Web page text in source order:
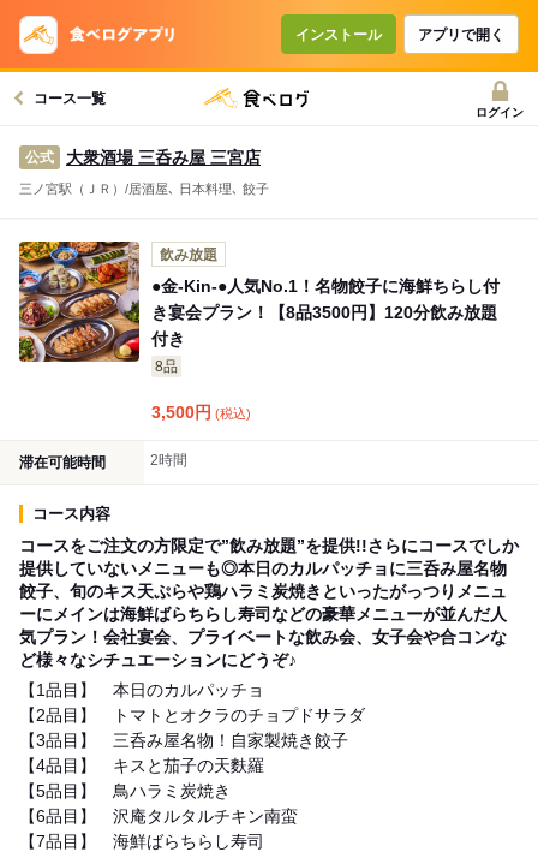
インストール アプリで開く
コース一覧
ログイン
公式 大衆酒場 三呑み屋 三宮店
三ノ宮駅（ＪＲ）/居酒屋､ 日本料理､ 餃子
飲み放題
●金-Kin-●人気No.1！名物餃子に海鮮ちらし付
き宴会プラン！【8品3500円】120分飲み放題
付き
8品
3,500円 (税込)
滞在可能時間 2時間
コース内容
コースをご注文の方限定で”飲み放題”を提供!!さらにコースでしか
提供していないメニューも◎本日のカルパッチョに三呑み屋名物
餃子、旬のキス天ぷらや鶏ハラミ炭焼きといったがっつりメニュ
ーにメインは海鮮ばらちらし寿司などの豪華メニューが並んだ人
気プラン！会社宴会、プライベートな飲み会、女子会や合コンな
ど様々なシチュエーションにどうぞ♪
【1品目】 本日のカルパッチョ
【2品目】 トマトとオクラのチョプドサラダ
【3品目】 三呑み屋名物！自家製焼き餃子
【4品目】 キスと茄子の天麩羅
【5品目】 鳥ハラミ炭焼き
【6品目】 沢庵タルタルチキン南蛮
【7品目】 海鮮ばらちらし寿司
コースで使えるクーポン
戻る
クーポンを利用せず予約する